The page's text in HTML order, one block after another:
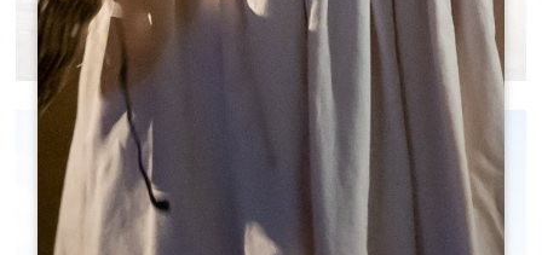
VISITES DANS LA CITÉ